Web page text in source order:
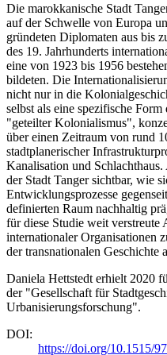
Die marokkanische Stadt
auf der Schwelle von Europa
gründeten Diplomaten aus bis
des 19. Jahrhunderts
eine von 1923 bis 1956
bildeten. Die
nicht nur in die
selbst als eine spezifische
"geteilter Kolonialismus",
über einen Zeitraum von rund
stadtplanerischer
Kanalisation und
der Stadt Tanger sichtbar, wie
Entwicklungsprozesse
definierten Raum nachhaltig
für diese Studie weit verstreute
internationaler Organisationen
der transnationalen Geschichte
Daniela Hettstedt erhielt 2020
der "Gesellschaft für
Urbanisierungsforschung".
DOI:
https://doi.org/10.1515/